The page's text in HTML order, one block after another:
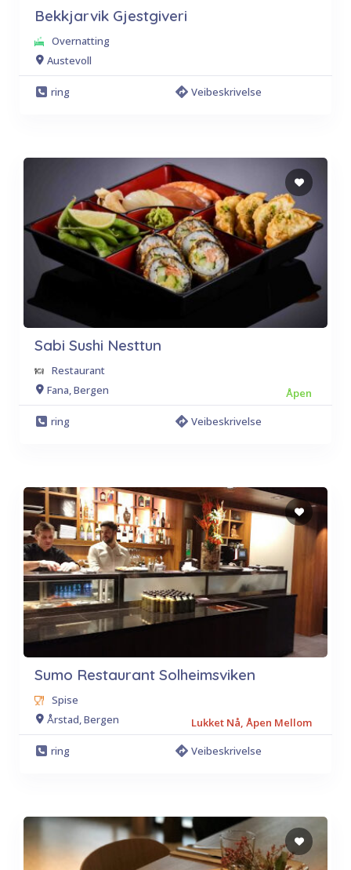
Bekkjarvik Gjestgiveri
Overnatting
Austevoll
ring Veibeskrivelse
Sabi Sushi Nesttun
Restaurant
Fana, Bergen
Åpen
ring
Veibeskrivelse
Sumo Restaurant Solheimsviken
Spise
Årstad, Bergen
Lukket Nå, Åpen Mellom
ring
Veibeskrivelse